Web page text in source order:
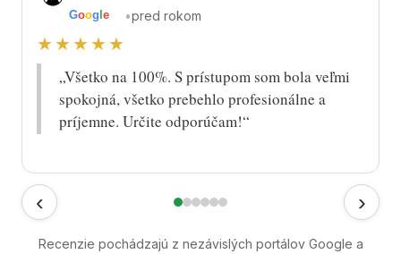
‹
Goog le •pred rokom
★★★★★
„Všetko na 100%. S prístupom som bola veľmi
spokojná, všetko prebehlo profesionálne a
príjemne. Určite odporúčam!“
›
Recenzie pochádzajú z nezávislých portálov Google a